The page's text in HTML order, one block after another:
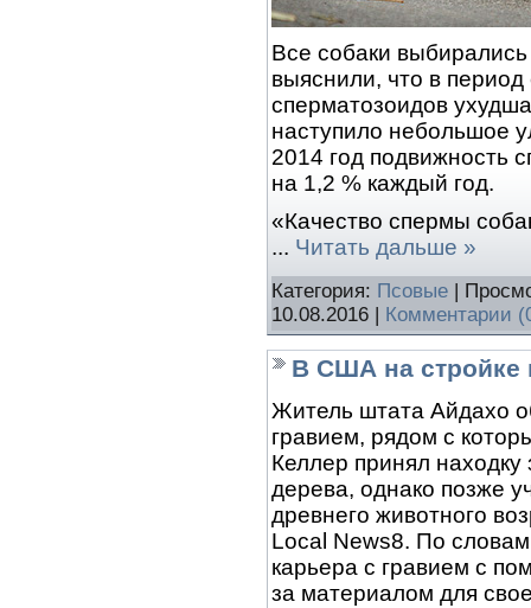
Все собаки
выяснили, что в
сперматозоидов
наступило небольшое
2014 год подвижность
на 1,2 % каждый год.
«Качество спермы
... Читать дальше »
Категория: Псовые |
10.08.2016 | Комментарии
В США на стройке
Житель штата Айдахо
гравием, рядом с
Келлер принял
дерева, однако позже
древнего животного
Local News8. По
карьера с гравием с
за материалом для